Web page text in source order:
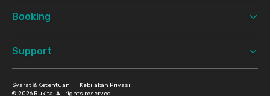
Booking
Support
© 2026 Rukita. All rights reserved.
Syarat & Ketentuan Kebijakan Privasi